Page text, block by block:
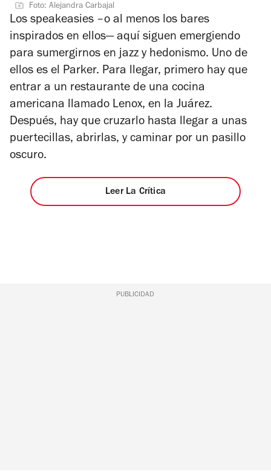
4
estrellas
Foto: Alejandra Carbajal
Los speakeasies –o al menos los bares
inspirados en ellos— aquí siguen emergiendo
para sumergirnos en jazz y hedonismo. Uno de
ellos es el Parker. Para llegar, primero hay que
entrar a un restaurante de una cocina
americana llamado Lenox, en la Juárez.
Después, hay que cruzarlo hasta llegar a unas
puertecillas, abrirlas, y caminar por un pasillo
oscuro.
Leer La Crítica
PUBLICIDAD